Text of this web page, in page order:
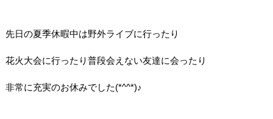
先日の夏季休暇中は野外ライブに行ったり
花火大会に行ったり普段会えない友達に会ったり
非常に充実のお休みでした(*^^*)♪